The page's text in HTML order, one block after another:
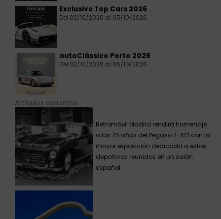
Exclusive Top Cars 2026
Del 02/10/2026 al 05/10/2026
autoClássico Porto 2026
Del 02/10/2026 al 05/10/2026
Artículos recientes
Retromóvil Madrid rendirá homenaje
a los 75 años del Pegaso Z-102 con la
mayor exposición dedicada a estos
deportivos reunidos en un salón
español